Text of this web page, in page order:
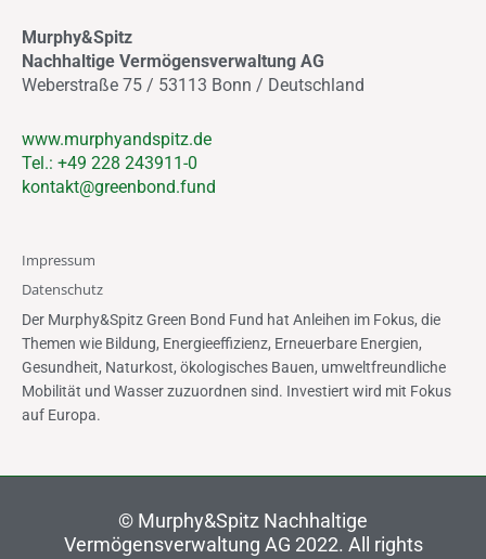
o
o
k
g
r
a
d
i
n
Murphy&Spitz
Nachhaltige Vermögensverwaltung AG
Weberstraße 75 / 53113 Bonn / Deutschland
www.murphyandspitz.de
Tel.: +49 228 243911-0
kontakt@greenbond.fund
Impressum
Datenschutz
Der Murphy&Spitz Green Bond Fund hat Anleihen im Fokus, die
Themen wie Bildung, Energieeffizienz, Erneuerbare Energien,
Gesundheit, Naturkost, ökologisches Bauen, umweltfreundliche
Mobilität und Wasser zuzuordnen sind. Investiert wird mit Fokus
auf Europa.
© Murphy&Spitz Nachhaltige
Vermögensverwaltung AG 2022. All rights